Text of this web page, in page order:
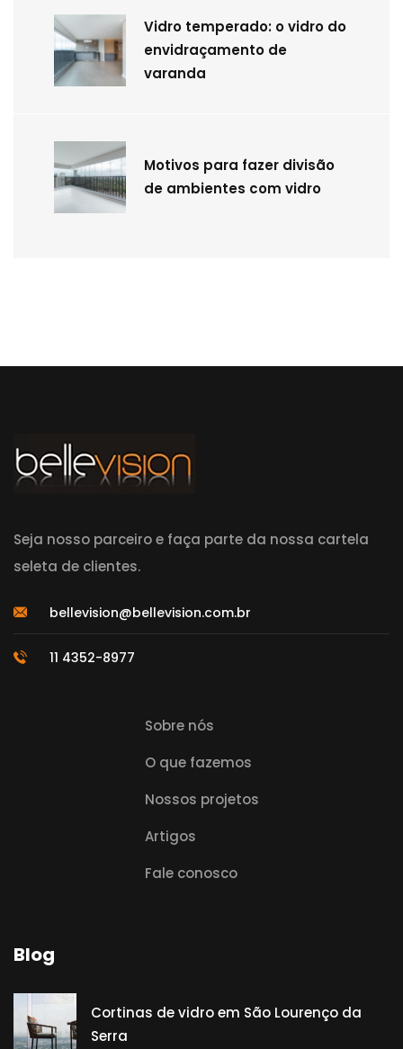
Vidro temperado: o vidro do
envidraçamento de
varanda
Motivos para fazer divisão
de ambientes com vidro
Seja nosso parceiro e faça parte da nossa cartela
seleta de clientes.
bellevision@bellevision.com.br
11 4352-8977
Sobre nós
O que fazemos
Nossos projetos
Artigos
Fale conosco
Blog
Cortinas de vidro em São Lourenço da
Serra